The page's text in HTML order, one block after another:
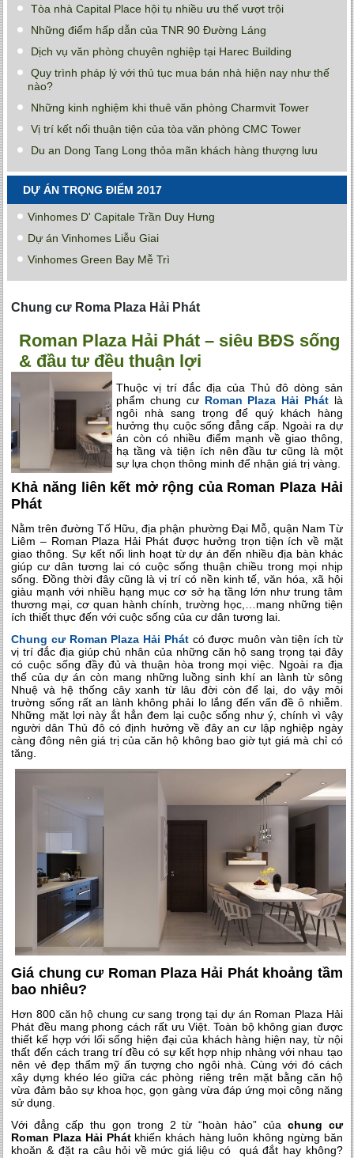
Tòa nhà Capital Place hội tụ nhiều ưu thế vượt trội
Những điểm hấp dẫn của TNR 90 Đường Láng
Dịch vụ văn phòng chuyên nghiệp tại Harec Building
Quy trình pháp lý với thủ tục mua bán nhà hiện nay như thế
nào?
Những kinh nghiệm khi thuê văn phòng Charmvit Tower
Vị trí kết nối thuận tiện của tòa văn phòng CMC Tower
Du an Dong Tang Long thỏa mãn khách hàng thượng lưu
DỰ ÁN TRỌNG ĐIỂM 2017
Vinhomes D' Capitale Trần Duy Hưng
Dự án Vinhomes Liễu Giai
Vinhomes Green Bay Mễ Trì
Chung cư Roma Plaza Hải Phát
Roman Plaza Hải Phát – siêu BĐS sống
& đầu tư đều thuận lợi
Thuộc vị trí đắc địa của Thủ đô dòng sản
phẩm chung cư Roman Plaza Hải Phátlà
ngôi nhà sang trọng để quý khách hàng
hưởng thụ cuộc sống đẳng cấp. Ngoài ra dự
án còn có nhiều điểm mạnh về giao thông,
hạ tầng và tiện ích nên đầu tư cũng là một
sự lựa chọn thông minh để nhận giá trị vàng.
Khả năng liên kết mở rộng của Roman Plaza Hải
Phát
Nằm trên đường Tố Hữu, địa phận phường Đại Mỗ, quận Nam Từ
Liêm – Roman Plaza Hải Phát được hưởng trọn tiện ích về mặt
giao thông. Sự kết nối linh hoạt từ dự án đến nhiều địa bàn khác
giúp cư dân tương lai có cuộc sống thuận chiều trong mọi nhịp
sống. Đồng thời đây cũng là vị trí có nền kinh tế, văn hóa, xã hội
giàu mạnh với nhiều hạng mục cơ sở hạ tầng lớn như trung tâm
thương mại, cơ quan hành chính, trường học,…mang những tiện
ích thiết thực đến với cuộc sống của cư dân tương lai.
Chung cư Roman Plaza Hải Phátcó được muôn vàn tiện ích từ
vị trí đắc địa giúp chủ nhân của những căn hộ sang trọng tại đây
có cuộc sống đầy đủ và thuận hòa trong mọi việc. Ngoài ra địa
thế của dự án còn mang những luồng sinh khí an lành từ sông
Nhuệ và hệ thống cây xanh từ lâu đời còn để lại, do vậy môi
trường sống rất an lành không phải lo lắng đến vấn đề ô nhiễm.
Những mặt lợi này ắt hẳn đem lại cuộc sống như ý, chính vì vậy
người dân Thủ đô có định hưởng về đây an cư lập nghiệp ngày
càng đông nên giá trị của căn hộ không bao giờ tụt giá mà chỉ có
tăng.
Giá chung cư Roman Plaza Hải Phát khoảng tầm
bao nhiêu?
Hơn 800 căn hộ chung cư sang trọng tại dự án Roman Plaza Hải
Phát đều mang phong cách rất ưu Việt. Toàn bộ không gian được
thiết kế hợp với lối sống hiện đại của khách hàng hiện nay, từ nội
thất đến cách trang trí đều có sự kết hợp nhịp nhàng với nhau tạo
nên vẻ đẹp thẩm mỹ ấn tượng cho ngôi nhà. Cùng với đó cách
xây dựng khéo léo giữa các phòng riêng trên mặt bằng căn hộ
vừa đảm bảo sự khoa học, gọn gàng vừa đáp ứng mọi công năng
sử dụng.
Với đẳng cấp thu gọn trong 2 từ “hoàn hảo” của chung cư
Roman Plaza Hải Phátkhiến khách hàng luôn không ngừng băn
khoăn & đặt ra câu hỏi về mức giá liệu có quá đắt hay không?